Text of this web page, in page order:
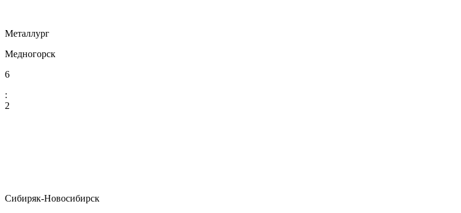
Металлург
Медногорск
6
:
2
Сибиряк-Новосибирск